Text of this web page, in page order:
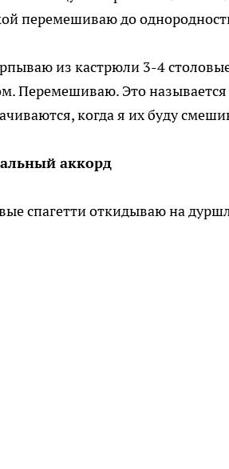
перемешиваю до
из кастрюли 3-4
Перемешиваю. Это
когда я их буду
аккорд
спагетти откидываю на